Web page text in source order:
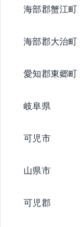
海部郡蟹江町
海部郡大治町
愛知郡東郷町
岐阜県
可児市
山県市
可児郡